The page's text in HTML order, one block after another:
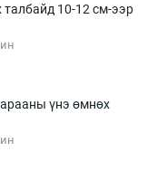
талбайд 10-12 см-ээр
үнэ өмнөх